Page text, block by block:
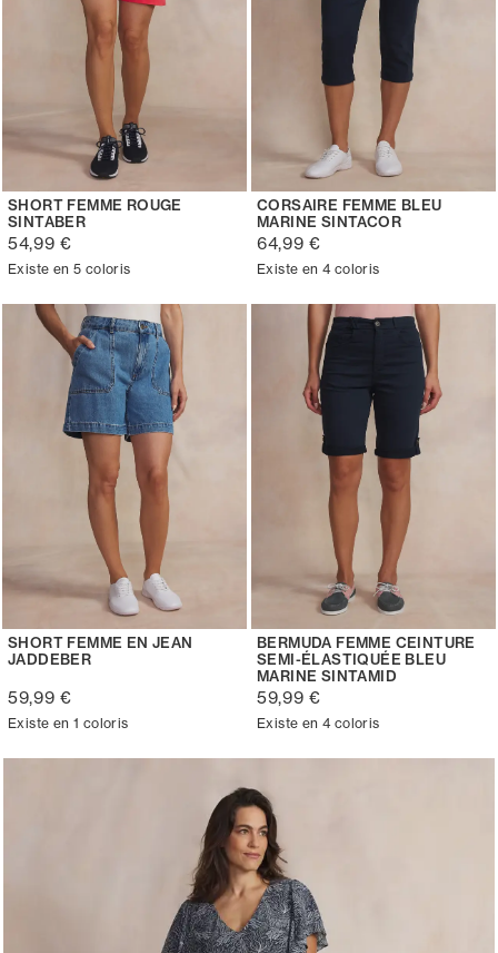
SHORT FEMME ROUGE
SINTABER
54,99 €
Existe en 5 coloris
CORSAIRE FEMME BLEU
MARINE SINTACOR
64,99 €
Existe en 4 coloris
SHORT FEMME EN JEAN
JADDEBER
59,99 €
Existe en 1 coloris
BERMUDA FEMME CEINTURE
SEMI-ÉLASTIQUÉE BLEU
MARINE SINTAMID
59,99 €
Existe en 4 coloris